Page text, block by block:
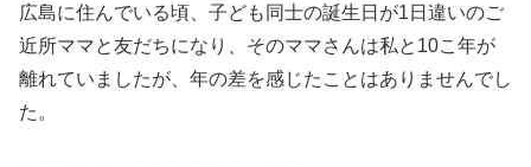
広島に住んでいる頃、子ども同士の誕生日が1日違いのご
近所ママと友だちになり、そのママさんは私と10こ年が
離れていましたが、年の差を感じたことはありませんでし
た。